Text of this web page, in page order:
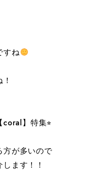
すね
】特集⭐︎
方が多いので
ます！！